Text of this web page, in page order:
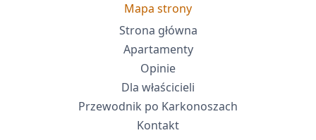
Mapa strony
Strona główna
Apartamenty
Opinie
Dla właścicieli
Przewodnik po Karkonoszach
Kontakt